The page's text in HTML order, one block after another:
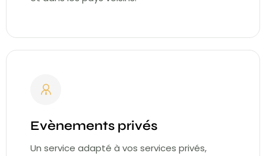
Evènements privés
Un service adapté à vos services privés,